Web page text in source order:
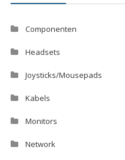
Componenten
Headsets
Joysticks/Mousepads
Kabels
Monitors
Network